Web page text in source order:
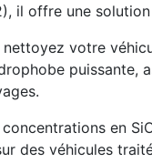
il offre une
nettoyez votre
puissante,
en
des véhicules